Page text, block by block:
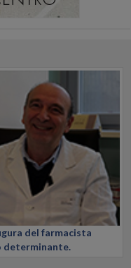
del farmacista
determinante.